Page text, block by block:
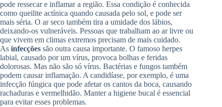
pode ressecar e inflamar a região. Essa condição é conhecida
como queilite actínica quando causada pelo sol, e pode ser
mais séria. O ar seco também tira a umidade dos lábios,
deixando-os vulneráveis. Pessoas que trabalham ao ar livre ou
que vivem em climas extremos precisam de mais cuidado.
As infecções são outra causa importante. O famoso herpes
labial, causado por um vírus, provoca bolhas e feridas
dolorosas. Mas não são só vírus. Bactérias e fungos também
podem causar inflamação. A candidíase, por exemplo, é uma
infecção fúngica que pode afetar os cantos da boca, causando
rachaduras e vermelhidão. Manter a higiene bucal é essencial
para evitar esses problemas.